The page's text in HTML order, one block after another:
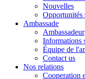
Nouvelles
Opportunités
Ambassade
Ambassadeur
Informations
Équipe de
Contact us
Nos relations
Cooperation